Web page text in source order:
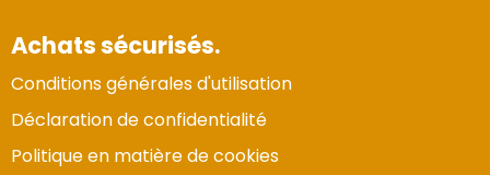
Achats sécurisés.
Conditions générales d'utilisation
Déclaration de confidentialité
Politique en matière de cookies